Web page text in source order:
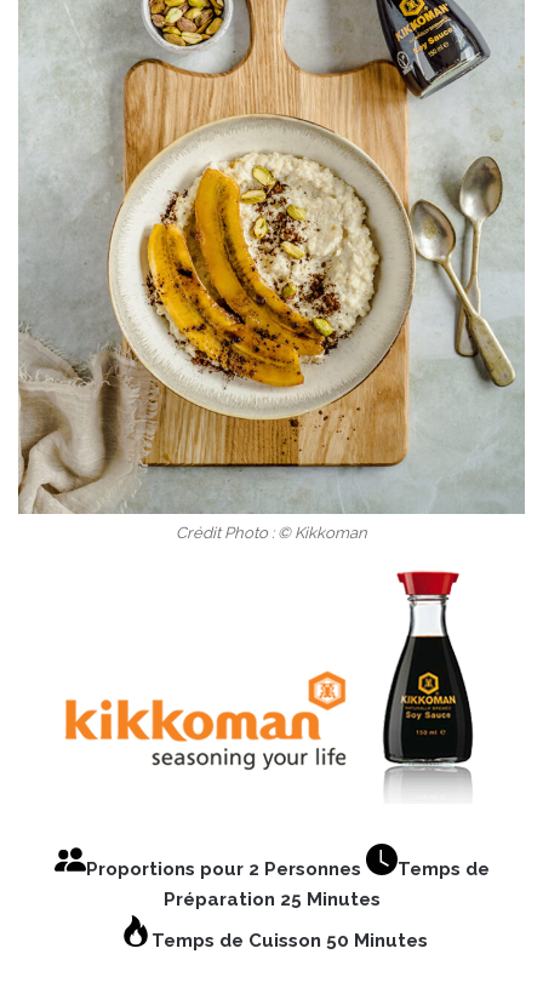
Crédit Photo : © Kikkoman
Proportions pour 2 Personnes
Temps de
Préparation 25 Minutes
Temps de Cuisson 50 Minutes